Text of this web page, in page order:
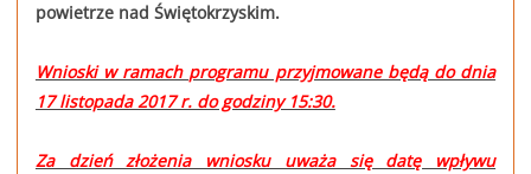
powietrze nad Świętokrzyskim.
Wnioski w ramach programu przyjmowane będą do dnia
17 listopada 2017 r. do godziny 15:30.
Za dzień złożenia wniosku uważa się datę wpływu